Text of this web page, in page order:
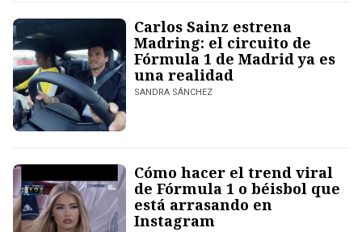
Carlos Sainz estrena
Madring: el circuito de
Fórmula 1 de Madrid ya es
una realidad
SANDRA SÁNCHEZ
Cómo hacer el trend viral
de Fórmula 1 o béisbol que
está arrasando en
Instagram